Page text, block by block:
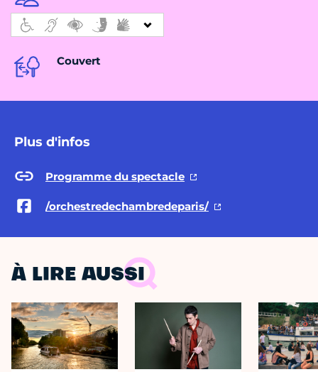
Couvert
Plus d'infos
Programme du spectacle
/orchestredechambredeparis/
À LIRE AUSSI